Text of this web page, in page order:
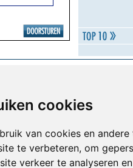
cookies
van cookies en
te verbeteren, om
verkeer te analyseren